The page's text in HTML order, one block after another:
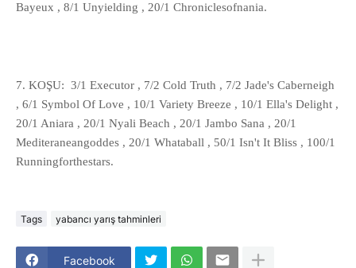
Bayeux , 8/1 Unyielding , 20/1 Chroniclesofnania.
7. KOŞU: 3/1 Executor , 7/2 Cold Truth , 7/2 Jade's Caberneigh
, 6/1 Symbol Of Love , 10/1 Variety Breeze , 10/1 Ella's Delight ,
20/1 Aniara , 20/1 Nyali Beach , 20/1 Jambo Sana , 20/1
Mediteraneangoddes , 20/1 Whataball , 50/1 Isn't It Bliss , 100/1
Runningforthestars.
Tags yabancı yarış tahminleri
Facebook